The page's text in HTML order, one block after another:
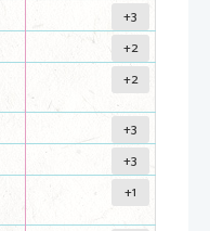
+3
+2
+2
+3
+3
+1